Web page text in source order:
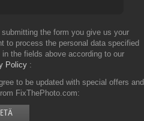
submitting the form you give us your
to process the personal data specified
in the fields above according to our
Policy
to be updated with special offers and
FixThePhoto.com